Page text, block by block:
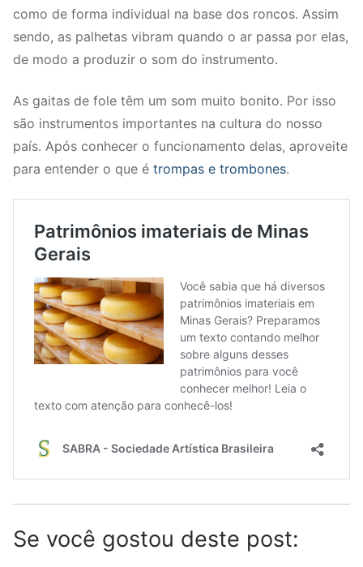
como de forma individual na base dos roncos. Assim
sendo, as palhetas vibram quando o ar passa por elas,
de modo a produzir o som do instrumento.
As gaitas de fole têm um som muito bonito. Por isso
são instrumentos importantes na cultura do nosso
país. Após conhecer o funcionamento delas, aproveite
para entender o que é trompas e trombones.
Se você gostou deste post: